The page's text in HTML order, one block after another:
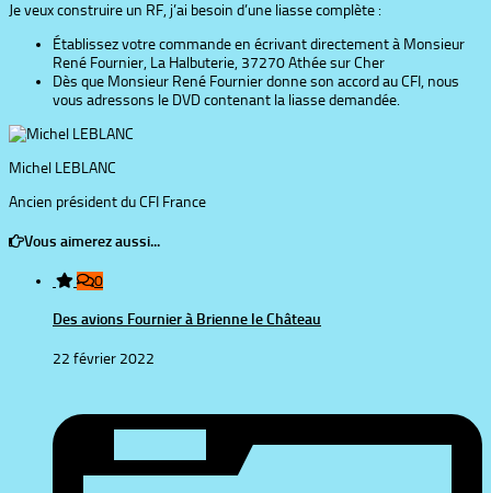
Je veux construire un RF, j’ai besoin d’une liasse complète :
Établissez votre commande en écrivant directement à Monsieur
René Fournier, La Halbuterie, 37270 Athée sur Cher
Dès que Monsieur René Fournier donne son accord au CFI, nous
vous adressons le DVD contenant la liasse demandée.
Michel LEBLANC
Ancien président du CFI France
Vous aimerez aussi...
0
Des avions Fournier à Brienne le Château
22 février 2022